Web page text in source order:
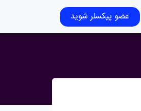
عضو پیکسلر شوید